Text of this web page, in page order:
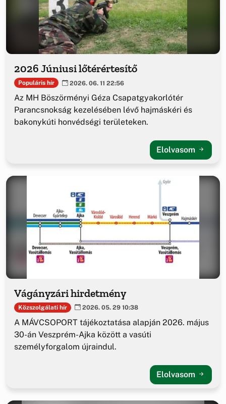
2026 Júniusi lőtérértesítő
Populáris hír 2026. 06. 11 22:56
Az MH Böszörményi Géza Csapatgyakorlótér
Parancsnokság kezelésében lévő hajmáskéri és
bakonykúti honvédségi területeken.
Elolvasom
Vágányzári hirdetmény
Közszolgálati hír 2026. 05. 29 10:38
A MÁVCSOPORT tájékoztatása alapján 2026. május
30-án Veszprém-Ajka között a vasúti
személyforgalom újraindul.
Elolvasom